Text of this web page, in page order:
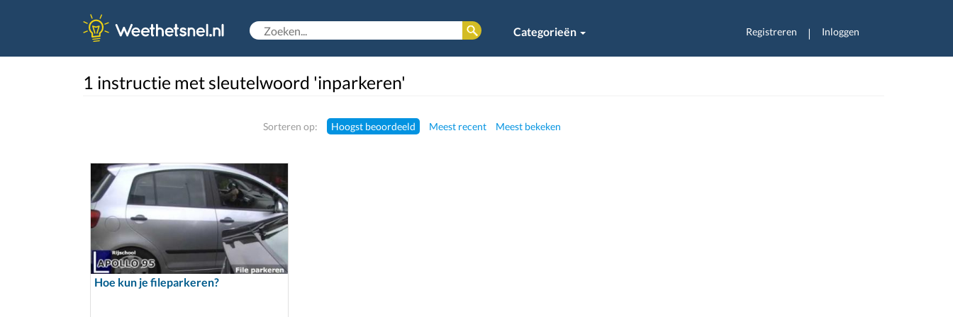
Categorieën Registreren | Inloggen
1 instructie met sleutelwoord 'inparkeren'
Sorteren op: Hoogst beoordeeld Meest recent Meest bekeken
Hoe kun je fileparkeren?